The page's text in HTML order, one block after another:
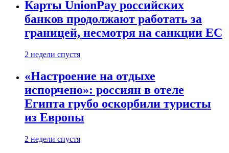
Карты UnionPay российских
банков продолжают работать за
границей, несмотря на санкции ЕС
2 недели спустя
«Настроение на отдыхе
испорчено»: россиян в отеле
Египта грубо оскорбили туристы
из Европы
2 недели спустя